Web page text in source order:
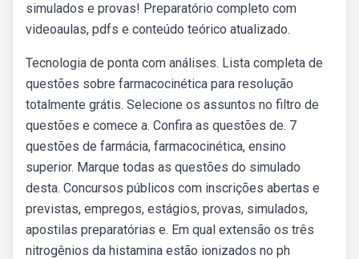
simulados e provas! Preparatório completo com
videoaulas, pdfs e conteúdo teórico atualizado.
Tecnologia de ponta com análises. Lista completa de
questões sobre farmacocinética para resolução
totalmente grátis. Selecione os assuntos no filtro de
questões e comece a. Confira as questões de. 7
questões de farmácia, farmacocinética, ensino
superior. Marque todas as questões do simulado
desta. Concursos públicos com inscrições abertas e
previstas, empregos, estágios, provas, simulados,
apostilas preparatórias e. Em qual extensão os três
nitrogênios da histamina estão ionizados no ph